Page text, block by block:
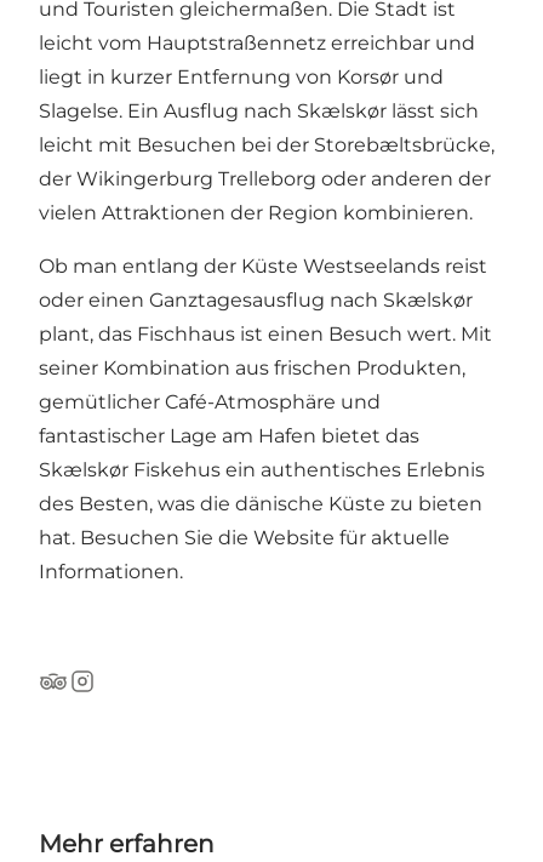
und Touristen gleichermaßen. Die Stadt ist
leicht vom Hauptstraßennetz erreichbar und
liegt in kurzer Entfernung von Korsør und
Slagelse. Ein Ausflug nach Skælskør lässt sich
leicht mit Besuchen bei der Storebæltsbrücke,
der Wikingerburg Trelleborg oder anderen der
vielen Attraktionen der Region kombinieren.
Ob man entlang der Küste Westseelands reist
oder einen Ganztagesausflug nach Skælskør
plant, das Fischhaus ist einen Besuch wert. Mit
seiner Kombination aus frischen Produkten,
gemütlicher Café-Atmosphäre und
fantastischer Lage am Hafen bietet das
Skælskør Fiskehus ein authentisches Erlebnis
des Besten, was die dänische Küste zu bieten
hat. Besuchen Sie die Website für aktuelle
Informationen.
TripAdvisor
Instagram
Mehr erfahren